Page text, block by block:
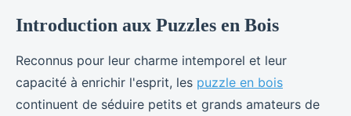
Introduction aux Puzzles en Bois
Reconnus pour leur charme intemporel et leur
capacité à enrichir l'esprit, les puzzle en bois
continuent de séduire petits et grands amateurs de